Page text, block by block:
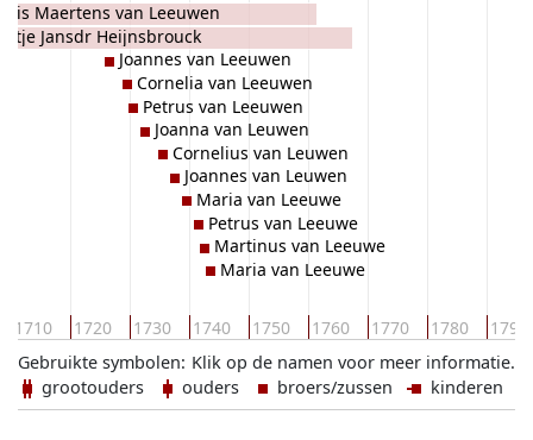
1710 1720 1730 1740 1750 1760 1770 1780 1790
Maertens van Leeuwen
Jansdr Heijnsbrouck
Joannes van Leeuwen
Cornelia van Leeuwen
Petrus van Leeuwen
Joanna van Leuwen
Cornelius van Leuwen
Joannes van Leuwen
Maria van Leeuwe
Petrus van Leeuwe
Martinus van Leeuwe
Maria van Leeuwe
Klik op de namen voor meer informatie.
Gebruikte symbolen:
grootouders
ouders broers/zussen kinderen